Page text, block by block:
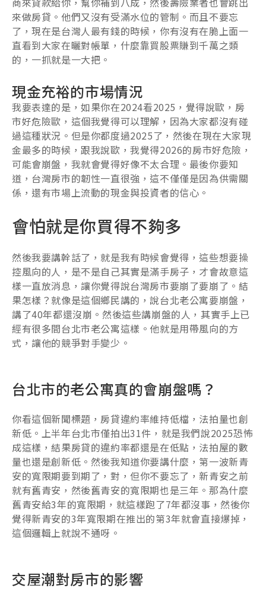
來做房貸。他們又沒有受滿水位的管制。而且不要忘
了，現在是台灣人最有錢的時候，你有沒有在脆上面一
直看到大家在曬對帳單，什麼靠買股票賺到千萬之類
的，一抓就是一大把。
現金充裕的市場情況
我要表達的是，如果你在2024看2025，覺得說歐，房
市好危險歐，這個我覺得可以理解，因為大家都沒有碰
過這種狀況。但是你都度過2025了，然後在現在大家現
金最多的時候，跟我說歐，我覺得2026的房市好危險，
可能會崩盤，我就會覺得好像不太合理。最後你要知
道，台灣房市的韌性一直很強，這不僅僅是因為供需關
係，還有市場上流動的現金與投資者的信心。
會怕就是你買得不夠多
然後我要講幹話了，就是我有時候會覺得，這些想要操
控風向的人，是不是自己其實是滿手房子，才會故意這
樣一直放消息，讓你覺得說台灣房市要崩了要崩了。結
果怎樣？就像是這個鄉民講的，說台北老公寓要崩盤，
講了40年都還沒崩。然後這些講崩盤的人，其實手上已
經有很多間台北市老公寓這樣。他就是用帶風向的方
式，讓他的競爭對手變少。
台北市的老公寓真的會崩盤嗎？
你看這個新聞標題，房貸違約率維持低檔，法拍量也創
新低。上半年台北市僅拍出31件，就是我們說2025恐怖
成這樣，結果房貸的違約率都還是在低點，法拍屋的數
量也還是創新低。然後我知道你要講什麼，第一波新青
安的寬限期要到期了，對，但你不要忘了，新青安之前
就有舊青安，然後舊青安的寬限期也是三年。那為什麼
舊青安給3年的寬限期，就這樣跑了7年都沒事，然後你
覺得新青安的3年寬限期在推出的第3年就會直接爆掉，
這個邏輯上就說不通呀。
交屋潮對房市的影響